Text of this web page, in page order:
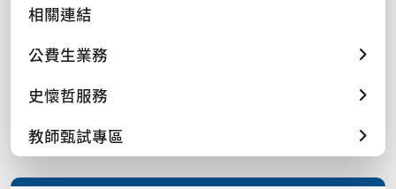
相關連結
公費生業務
史懷哲服務
教師甄試專區